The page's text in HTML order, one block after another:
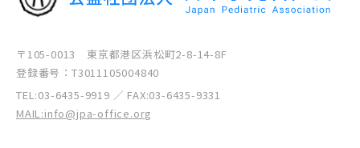
〒105-0013 東京都港区浜松町2-8-14-8F
登録番号：T3011105004840
TEL:03-6435-9919 ／ FAX:03-6435-9331
MAIL:info@jpa-office.org